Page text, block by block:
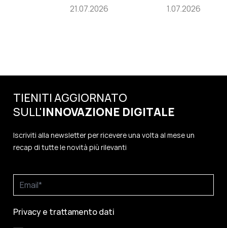
21.07.2026 1.07.2026
TIENITI AGGIORNATO
SULL'INNOVAZIONE DIGITALE
Iscriviti alla newsletter per ricevere una volta al mese un
recap di tutte le novità più rilevanti
Privacy e trattamento dati